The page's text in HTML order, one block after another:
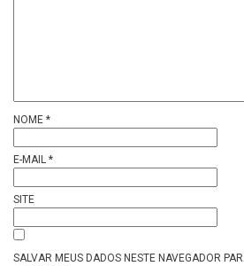
NOME *
E-MAIL *
SITE
SALVAR MEUS DADOS NESTE NAVEGADOR